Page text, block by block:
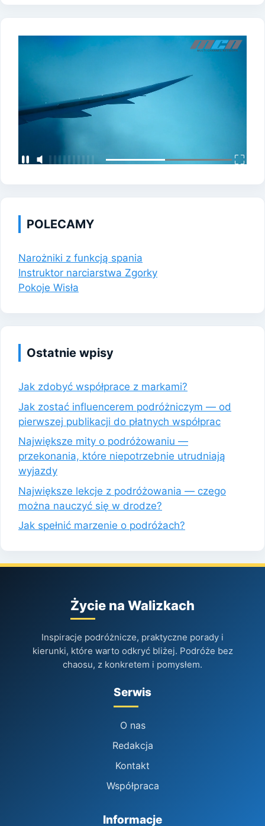
POLECAMY
Narożniki z funkcją spania
Instruktor narciarstwa Zgorky
Pokoje Wisła
Ostatnie wpisy
Jak zdobyć współprace z markami?
Jak zostać influencerem podróżniczym — od
pierwszej publikacji do płatnych współprac
Największe mity o podróżowaniu —
przekonania, które niepotrzebnie utrudniają
wyjazdy
Największe lekcje z podróżowania — czego
można nauczyć się w drodze?
Jak spełnić marzenie o podróżach?
Życie na Walizkach
Inspiracje podróżnicze, praktyczne porady i
kierunki, które warto odkryć bliżej. Podróże bez
chaosu, z konkretem i pomysłem.
Serwis
O nas
Redakcja
Kontakt
Współpraca
Informacje